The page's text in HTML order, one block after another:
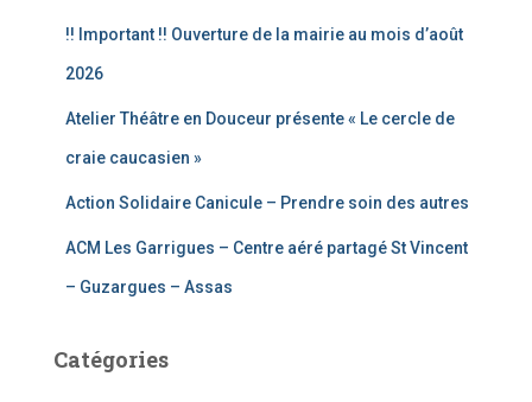
!! Important !! Ouverture de la mairie au mois d’août
2026
Atelier Théâtre en Douceur présente « Le cercle de
craie caucasien »
Action Solidaire Canicule – Prendre soin des autres
ACM Les Garrigues – Centre aéré partagé St Vincent
– Guzargues – Assas
Catégories